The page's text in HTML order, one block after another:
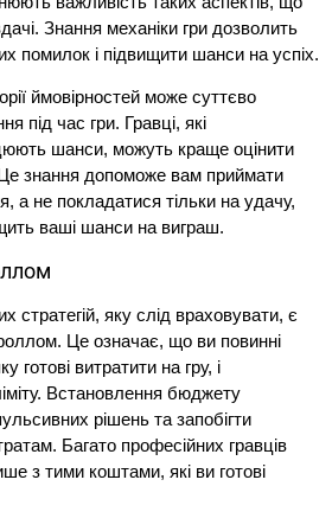
Знання механіки гри дозволить
помилок і підвищити шанси на успіх.
ймовірностей може суттєво
під час гри. Гравці, які
шанси, можуть краще оцінити
знання допоможе вам приймати
а не покладатися тільки на удачу,
ваші шанси на виграш.
стратегій, яку слід враховувати, є
Це означає, що ви повинні
готові витратити на гру, і
Встановлення бюджету
рішень та запобігти
Багато професійних гравців
з тими коштами, які ви готові